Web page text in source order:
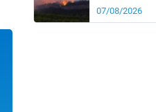
07/08/2026